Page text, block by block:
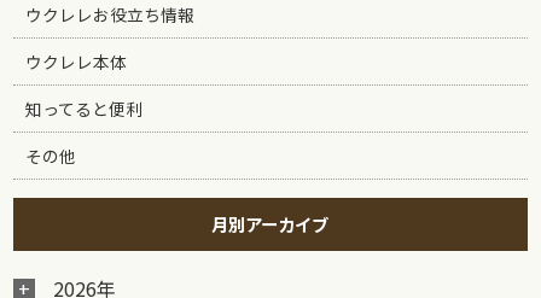
ウクレレお役立ち情報
ウクレレ本体
知ってると便利
その他
月別アーカイブ
2026年